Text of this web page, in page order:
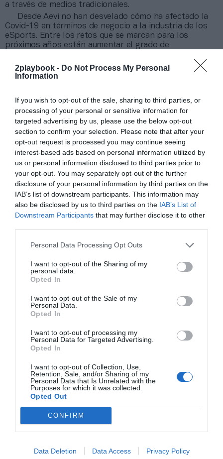
2playbook - Do Not Process My Personal
Information
If you wish to opt-out of the sale, sharing to third parties, or
processing of your personal or sensitive information for
targeted advertising by us, please use the below opt-out
section to confirm your selection. Please note that after your
opt-out request is processed you may continue seeing
interest-based ads based on personal information utilized by
us or personal information disclosed to third parties prior to
your opt-out. You may separately opt-out of the further
disclosure of your personal information by third parties on the
IAB’s list of downstream participants. This information may
also be disclosed by us to third parties on the IAB’s List of
Downstream Participants that may further disclose it to other
Personal Data Processing Opt Outs
I want to opt-out of the Sharing of my
personal data.
Opted In
I want to opt-out of the Sale of my
Personal Data.
Opted In
I want to opt-out of processing my
Personal Data for Targeted Advertising.
Opted In
I want to opt-out of Collection, Use,
Retention, Sale, and/or Sharing of my
Personal Data that Is Unrelated with the
Purposes for which it was collected.
Opted Out
CONFIRM
Data Deletion Data Access Privacy Policy
Índex2P
a través de medios tradicionales.
Desde Aevi no han desvelado cómo ha afectado la
Covid-19 en términos de negocio a la industria de los
eSports. Entre los retos que se marcan para los
próximos años están aumentar el grado de
la regulación de la industria y mejorar el acceso a la
tecnología.
Añadir 2Playbookcomo fuente preferida de Google
de forma gratuita
Mantente informado con las últimas noticias de actualidad.
ACTIVAR AHORA
Compartir
Imprimir
Publicidad
2Playbook Club